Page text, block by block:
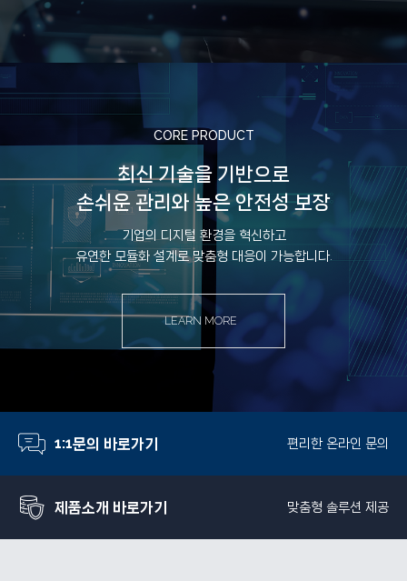
CORE PRODUCT
최신 기술을 기반으로
손쉬운 관리와 높은 안전성 보장
기업의 디지털 환경을 혁신하고
유연한 모듈화 설계로 맞춤형 대응이 가능합니다.
LEARN MORE
1:1문의 바로가기 편리한 온라인 문의
제품소개 바로가기 맞춤형 솔루션 제공